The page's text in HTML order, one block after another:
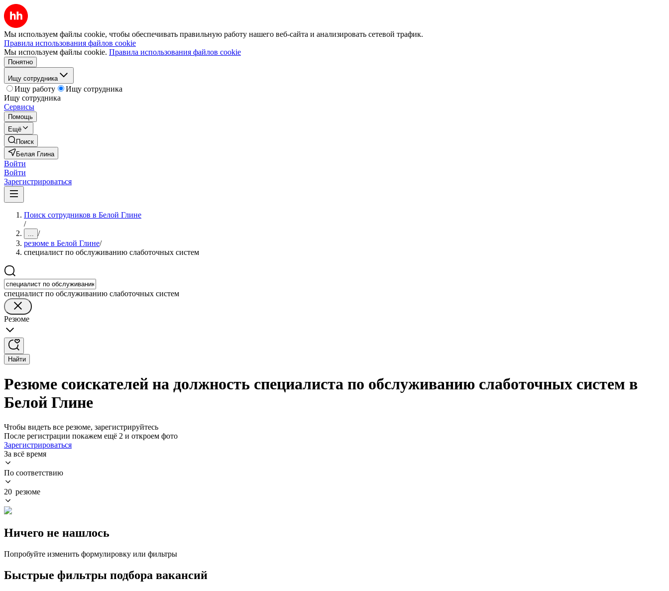
Мы используем файлы cookie, чтобы обеспечивать правильную работу нашего веб-сайта и анализировать сетевой трафик.
Правила использования файлов cookie
Мы используем файлы cookie. Правила использования файлов cookie
Понятно
Ищу сотрудника
Ищу работу
Ищу сотрудника
Ищу сотрудника
Сервисы
Помощь
Ещё
Поиск
Белая Глина
Войти
Войти
Зарегистрироваться
Поиск сотрудников в Белой Глине
/
... /
резюме в Белой Глине/
специалист по обслуживанию слаботочных систем
специалист по обслуживанию слаботочных систем
Резюме
Найти
Резюме соискателей на должность специалиста по обслуживанию слаботочных систем в
Белой Глине
Чтобы видеть все резюме, зарегистрируйтесь
После регистрации покажем ещё 2 и откроем фото
Зарегистрироваться
За всё время
По соответствию
20 резюме
Ничего не нашлось
Попробуйте изменить формулировку или фильтры
Быстрые фильтры подбора вакансий